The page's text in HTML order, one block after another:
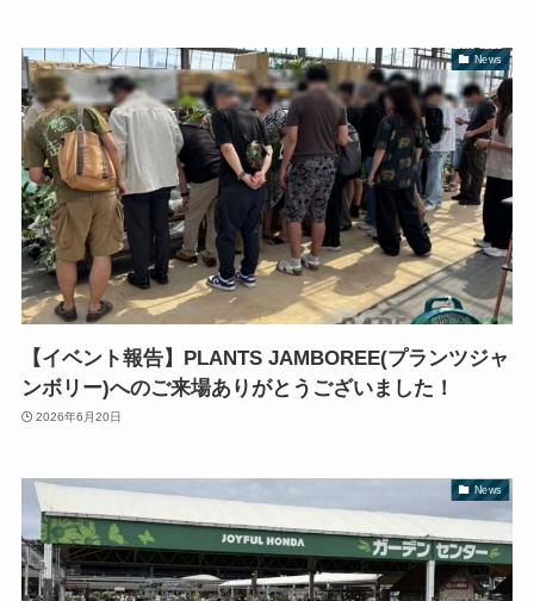
News
【イベント報告】PLANTS JAMBOREE(プランツジャ
ンボリー)へのご来場ありがとうございました！
2026年6月20日
News